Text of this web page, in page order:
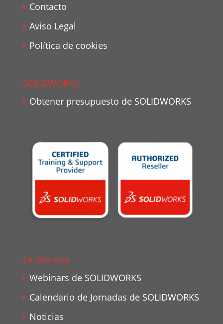
Contacto
Aviso Legal
Política de cookies
SOLIDWORKS
Obtener presupuesto de SOLIDWORKS
Te interesa
Webinars de SOLIDWORKS
Calendario de Jornadas de SOLIDWORKS
Noticias